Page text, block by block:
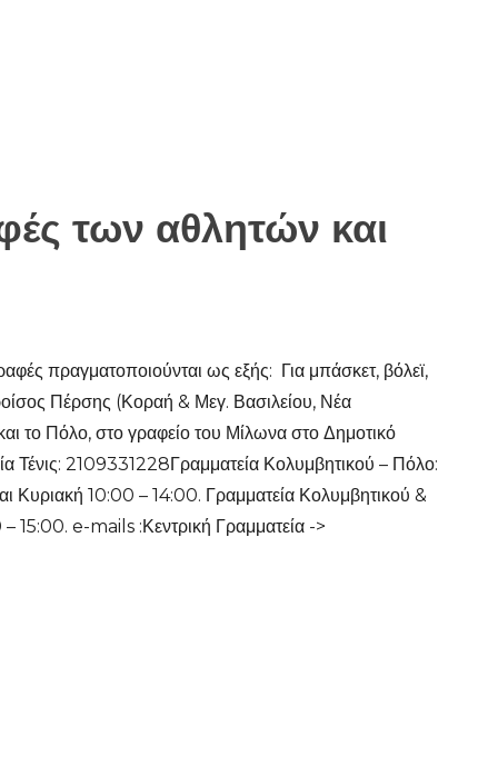
των αθλητών και
πραγματοποιούνται ως εξής: Για μπάσκετ, βόλεϊ,
Πέρσης (Κοραή & Μεγ. Βασιλείου, Νέα
το Πόλο, στο γραφείο του Μίλωνα στο Δημοτικό
Τένις: 2109331228Γραμματεία Κολυμβητικού – Πόλο:
10:00 – 14:00. Γραμματεία Κολυμβητικού &
15:00. e-mails :Κεντρική Γραμματεία ->